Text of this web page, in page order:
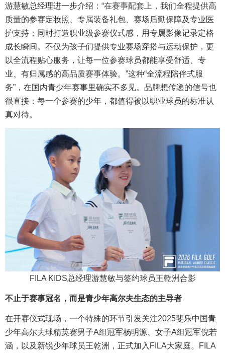
游慧敏总经理进一步介绍：“在赛事配套上，我们全程提供高
质量的参赛定妆照、专属装备礼包、赛场后勤保障及专业医
护支持；同时打造职业级参赛仪式感，用专属影像记录定格
成长瞬间。不仅为孩子们提供专业赛场穿搭与运动保护，更
以全流程贴心服务，让每一位参赛球员都能享受舒适、专
业、有归属感的高品质赛事体验。”这种“全流程陪伴式服
务”，在国内青少年赛事里确实不多见。品牌想传递的信号也
很直接：每一个参赛的少年，都值得被以职业球员的标准认
真对待。
FILA KIDS总经理游慧敏与签约球员王乾洲合影
不止于赛事冠名，而是青少年高尔夫生态的主导者
在开赛仪式现场，一个特殊的环节引发关注2025斐乐中国青
少年高尔夫球精英赛男子A组冠军杨明源、女子A组冠军倪若
涵，以及新锐少年球员王乾洲，正式加入FILA大家庭。FILA